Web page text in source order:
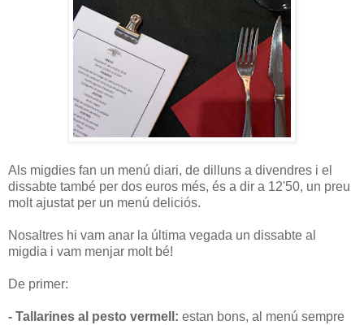
Als migdies fan un menú diari, de dilluns a divendres i el
dissabte també per dos euros més, és a dir a 12'50, un preu
molt ajustat per un menú deliciós.
Nosaltres hi vam anar la última vegada un dissabte al
migdia i vam menjar molt bé!
De primer:
- Tallarines al pesto vermell: estan bons, al menú sempre